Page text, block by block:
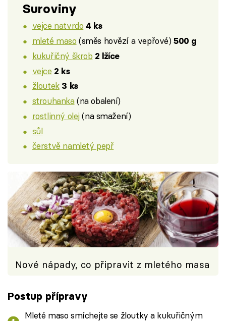
Suroviny
vejce natvrdo 4 ks
mleté maso (směs hovězí a vepřové) 500 g
kukuřičný škrob 2 lžíce
vejce 2 ks
žloutek 3 ks
strouhanka(na obalení)
rostlinný olej(na smažení)
sůl
čerstvě namletý pepř
Nové nápady, co připravit z mletého masa
Postup přípravy
Mleté maso smíchejte se žloutky a kukuřičným